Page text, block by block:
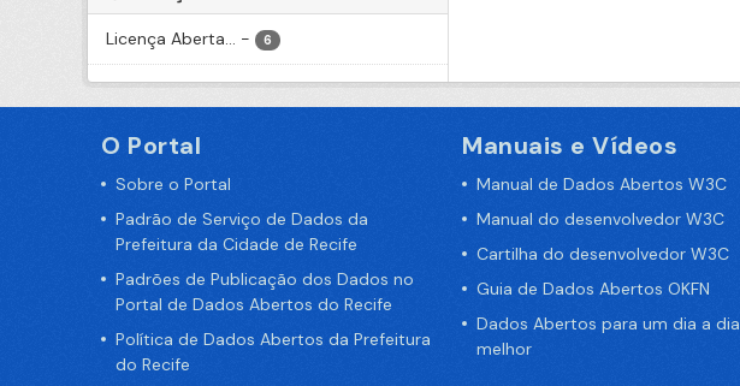
Licença Aberta... - 6
O Portal
Sobre o Portal
Padrão de Serviço de Dados da
Prefeitura da Cidade de Recife
Padrões de Publicação dos Dados no
Portal de Dados Abertos do Recife
Política de Dados Abertos da Prefeitura
do Recife
Manuais e Vídeos
Manual de Dados Abertos W3C
Manual do desenvolvedor W3C
Cartilha do desenvolvedor W3C
Guia de Dados Abertos OKFN
Dados Abertos para um dia a dia
melhor